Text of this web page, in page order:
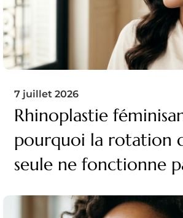
7 juillet 2026
Rhinoplastie
pourquoi la rotation
seule ne fonctionne